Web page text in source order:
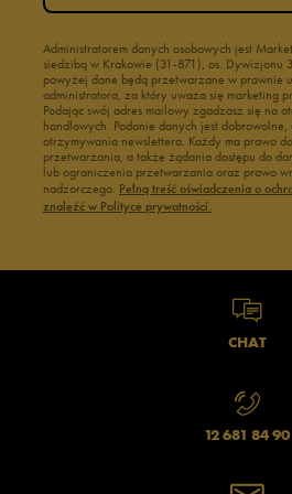
Administratorem danych osobowych jest
siedzibą w Krakowie (31-871), os. Dywizjonu
powyżej dane będą przetwarzane w prawnie
administratora, za który uważa się marketing
Podając swój adres mailowy zgadzasz się na
handlowych. Podanie danych jest
otrzymywania newslettera. Każdy ma prawo
przetwarzania, a także żądania dostępu do
lub ograniczenia przetwarzania oraz prawo
nadzorczego. Pełną treść oświadczenia o
znaleźć w Polityce prywatności.
CHAT
12 681 84 90